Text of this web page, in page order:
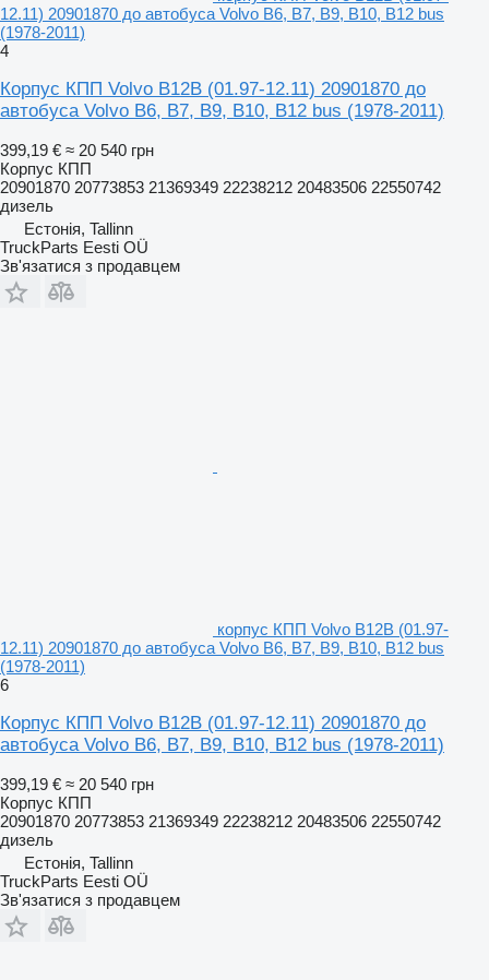
12.11) 20901870 до автобуса Volvo B6, B7, B9, B10, B12 bus
(1978-2011)
4
Корпус КПП Volvo B12B (01.97-12.11) 20901870 до
автобуса Volvo B6, B7, B9, B10, B12 bus (1978-2011)
399,19 € ≈ 20 540 грн
Корпус КПП
20901870 20773853 21369349 22238212 20483506 22550742
дизель
Естонія, Tallinn
TruckParts Eesti OÜ
Зв'язатися з продавцем
корпус КПП Volvo B12B (01.97-
12.11) 20901870 до автобуса Volvo B6, B7, B9, B10, B12 bus
(1978-2011)
6
Корпус КПП Volvo B12B (01.97-12.11) 20901870 до
автобуса Volvo B6, B7, B9, B10, B12 bus (1978-2011)
399,19 € ≈ 20 540 грн
Корпус КПП
20901870 20773853 21369349 22238212 20483506 22550742
дизель
Естонія, Tallinn
TruckParts Eesti OÜ
Зв'язатися з продавцем